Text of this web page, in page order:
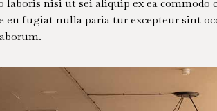
nisi ut sei aliquip ex ea
fugiat nulla paria tur excepteur sint